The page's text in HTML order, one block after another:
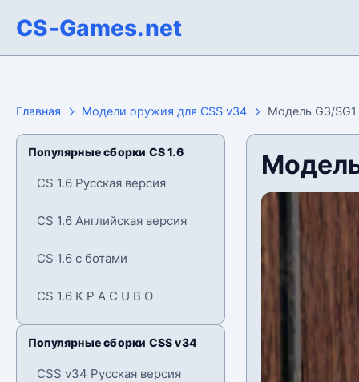
CS-Games.net
Главная Модели оружия для CSS v34 Модель G3/
Популярные сборки CS 1.6
CS 1.6 Русская версия
CS 1.6 Английская версия
CS 1.6 с ботами
CS 1.6 K P A C U B O
Популярные сборки CSS v34
CSS v34 Русская версия